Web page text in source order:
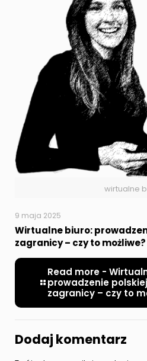
wirtualne
9 maja 2025
Wirtualne biuro:
zagranicy – czy to możliwe?
Read more -
prowadzenie
zagranicy – czy to
Dodaj komentarz